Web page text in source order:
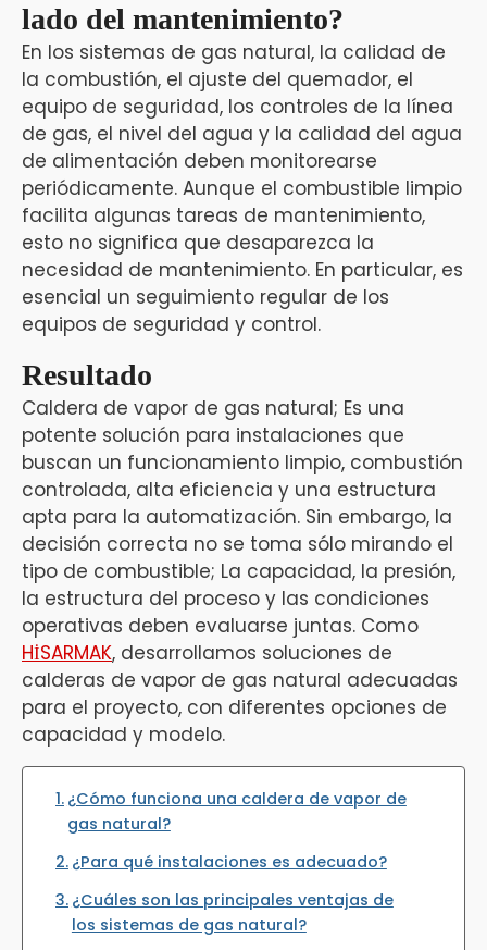
lado del mantenimiento?
En los sistemas de gas natural, la calidad de
la combustión, el ajuste del quemador, el
equipo de seguridad, los controles de la línea
de gas, el nivel del agua y la calidad del agua
de alimentación deben monitorearse
periódicamente. Aunque el combustible limpio
facilita algunas tareas de mantenimiento,
esto no significa que desaparezca la
necesidad de mantenimiento. En particular, es
esencial un seguimiento regular de los
equipos de seguridad y control.
Resultado
Caldera de vapor de gas natural; Es una
potente solución para instalaciones que
buscan un funcionamiento limpio, combustión
controlada, alta eficiencia y una estructura
apta para la automatización. Sin embargo, la
decisión correcta no se toma sólo mirando el
tipo de combustible; La capacidad, la presión,
la estructura del proceso y las condiciones
operativas deben evaluarse juntas. Como
HİSARMAK, desarrollamos soluciones de
calderas de vapor de gas natural adecuadas
para el proyecto, con diferentes opciones de
capacidad y modelo.
¿Cómo funciona una caldera de vapor de
gas natural?
¿Para qué instalaciones es adecuado?
¿Cuáles son las principales ventajas de
los sistemas de gas natural?